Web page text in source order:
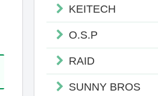
KEITECH
O.S.P
RAID
SUNNY BROS